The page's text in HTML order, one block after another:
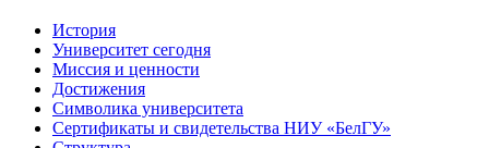
История
Университет сегодня
Миссия и ценности
Достижения
Символика университета
Сертификаты и свидетельства НИУ «БелГУ»